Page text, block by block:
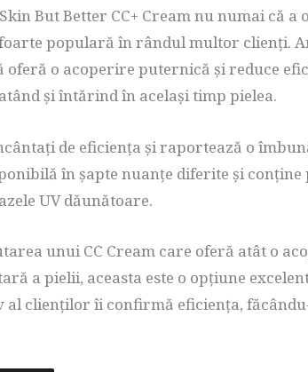
But Better CC+ Cream nu numai că
populară în rândul multor clienți.
oferă o acoperire puternică și reduce
și întărind în același timp pielea.
de eficiența și raportează o
în șapte nuanțe diferite și conține
UV dăunătoare.
unui CC Cream care oferă atât o
a pielii, aceasta este o opțiune
al clienților îi confirmă eficiența,